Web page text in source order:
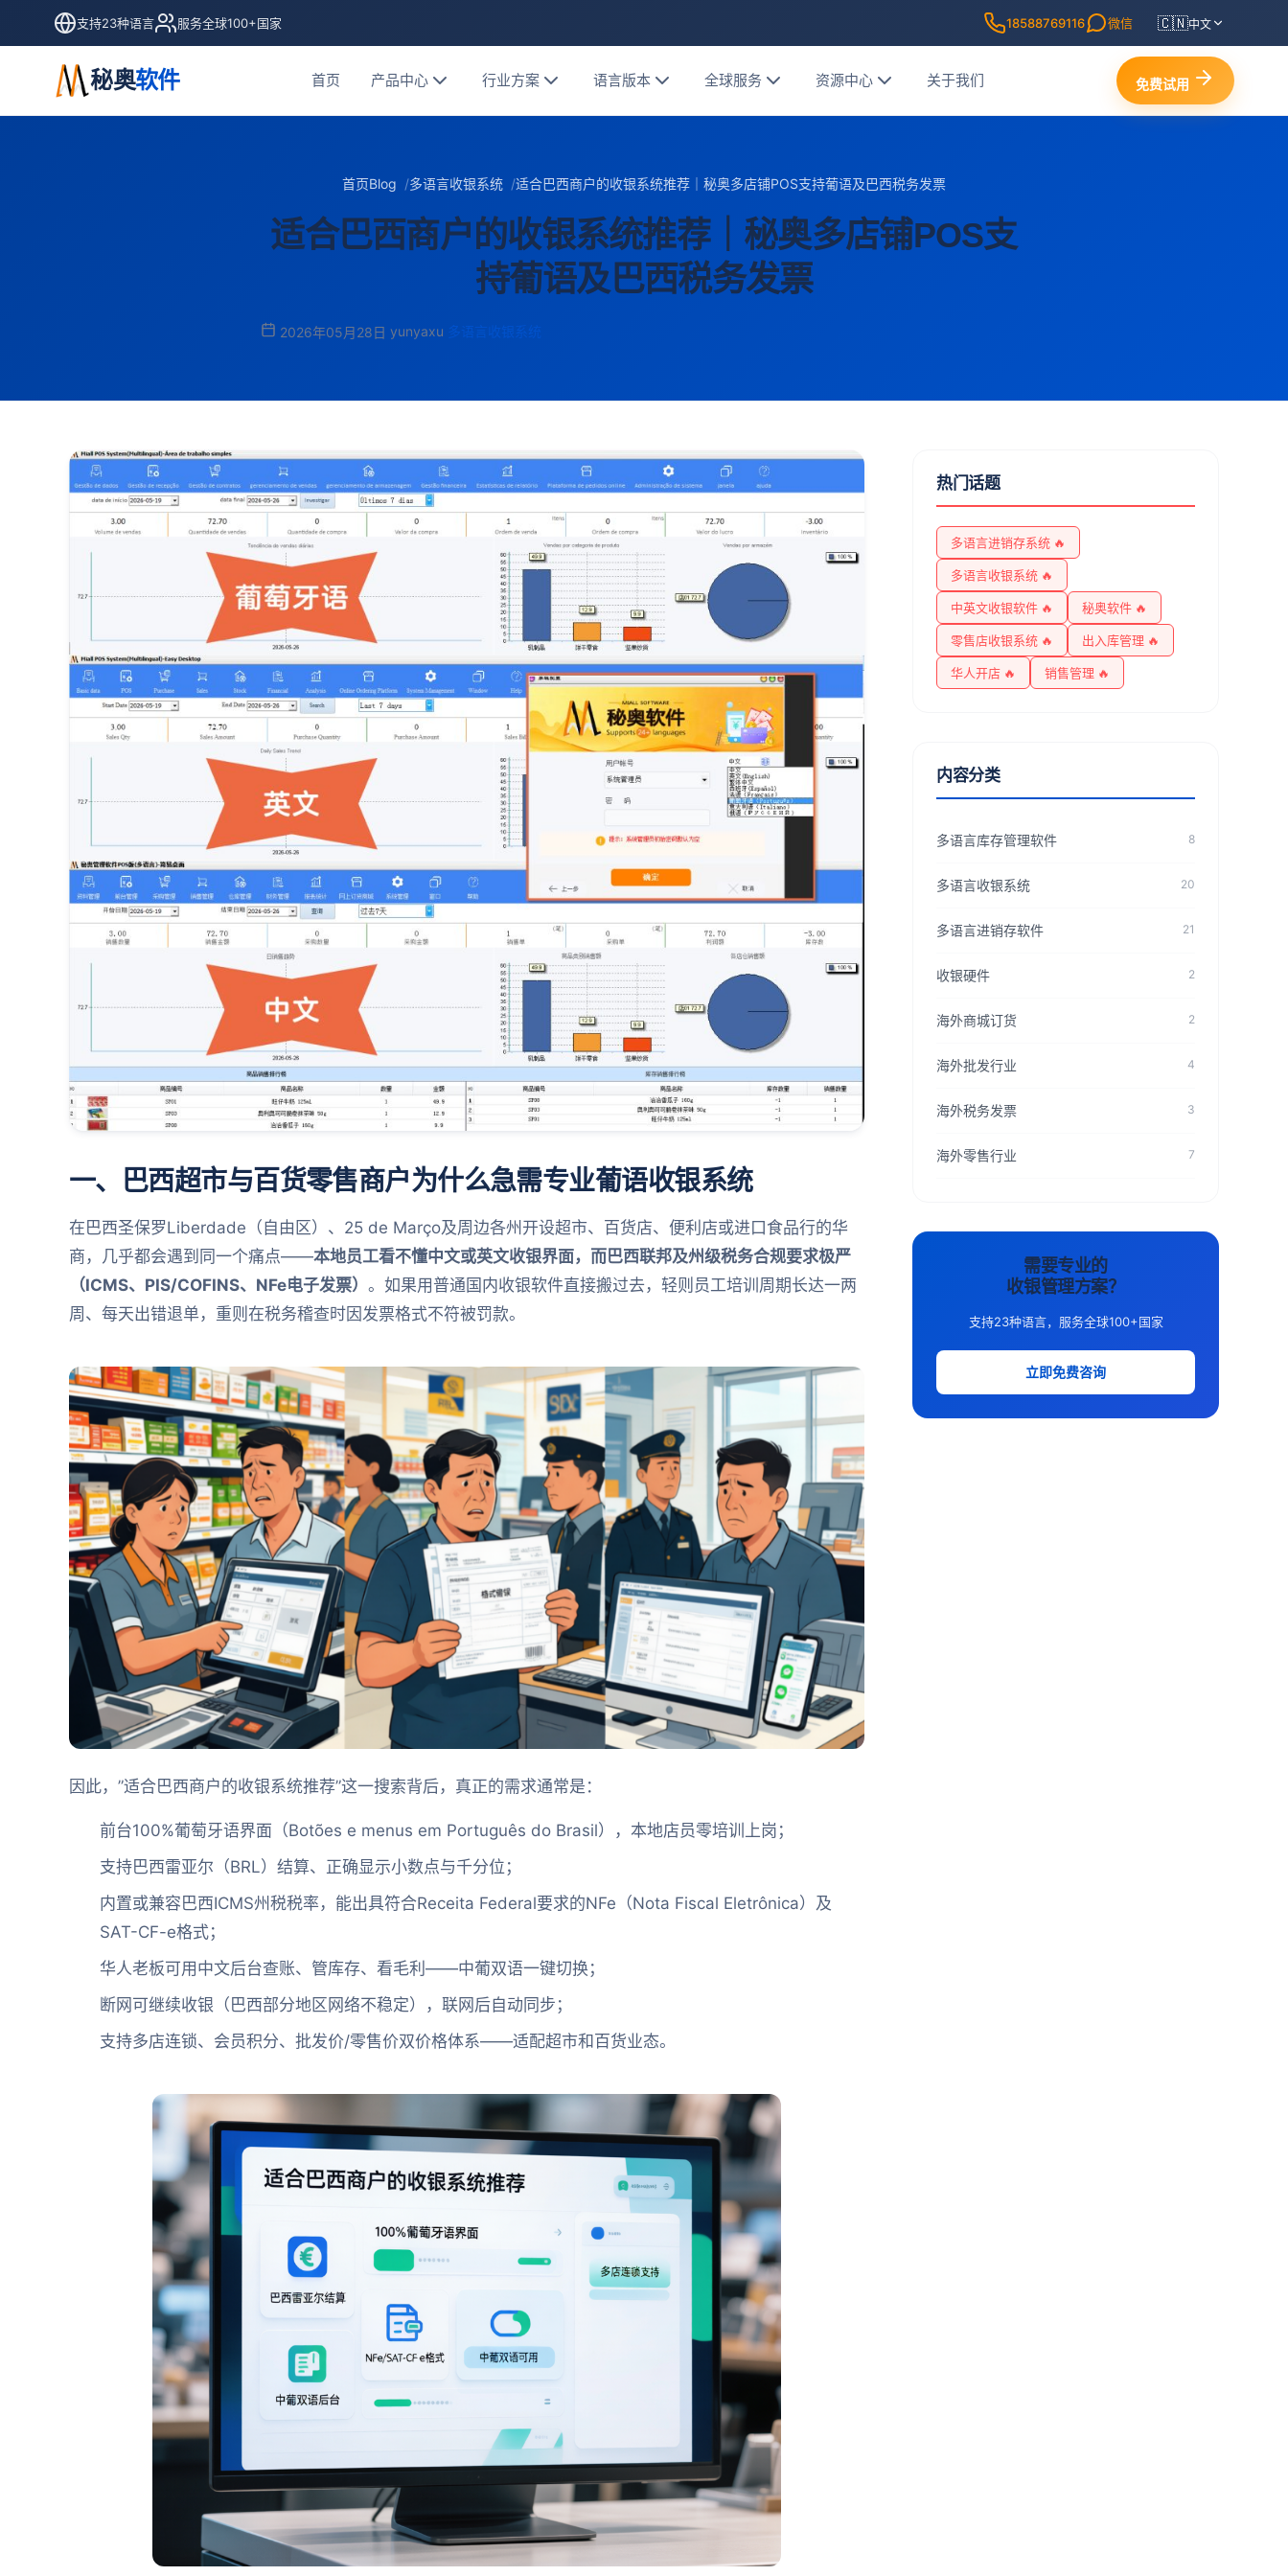
支持23种语言 服务全球100+国家 18588769116 微信 🇨🇳中文
秘奥软件 首页 产品中心 行业方案 语言版本 全球服务 资源中心 关于我们 免费试用
首页Blog 多语言收银系统 适合巴西商户的收银系统推荐｜秘奥多店铺POS支持葡语及巴西税务发票
适合巴西商户的收银系统推荐｜秘奥多店铺POS支
持葡语及巴西税务发票
2026年05月28日 yunyaxu 多语言收银系统
一、巴西超市与百货零售商户为什么急需专业葡语收银系统
在巴西圣保罗Liberdade（自由区）、25 de Março及周边各州开设超市、百货店、便利店或进口食品行的华
商，几乎都会遇到同一个痛点——本地员工看不懂中文或英文收银界面，而巴西联邦及州级税务合规要求极严
（ICMS、PIS/COFINS、NFe电子发票） 。如果用普通国内收银软件直接搬过去，轻则员工培训周期长达一两
周、每天出错退单，重则在税务稽查时因发票格式不符被罚款。
因此，”适合巴西商户的收银系统推荐”这一搜索背后，真正的需求通常是：
前台100%葡萄牙语界面（Botões e menus em Português do Brasil），本地店员零培训上岗；
支持巴西雷亚尔（BRL）结算、正确显示小数点与千分位；
内置或兼容巴西ICMS州税税率，能出具符合Receita Federal要求的NFe（Nota Fiscal Eletrônica）及
SAT-CF-e格式；
华人老板可用中文后台查账、管库存、看毛利——中葡双语一键切换；
断网可继续收银（巴西部分地区网络不稳定），联网后自动同步；
支持多店连锁、会员积分、批发价/零售价双价格体系——适配超市和百货业态。
热门话题
多语言进销存系统 🔥
多语言收银系统 🔥
中英文收银软件 🔥 秘奥软件 🔥
零售店收银系统 🔥 出入库管理 🔥
华人开店 🔥 销售管理 🔥
内容分类
多语言库存管理软件 8
多语言收银系统 20
多语言进销存软件 21
收银硬件 2
海外商城订货 2
海外批发行业 4
海外税务发票 3
海外零售行业 7
需要专业的
收银管理方案？
支持23种语言，服务全球100+国家
立即免费咨询